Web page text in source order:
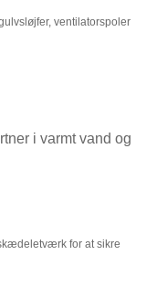
ventilatorspoler
i varmt vand og
for at sikre